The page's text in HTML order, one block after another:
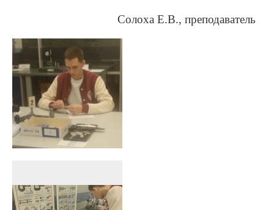
Солоха Е.В., преподаватель